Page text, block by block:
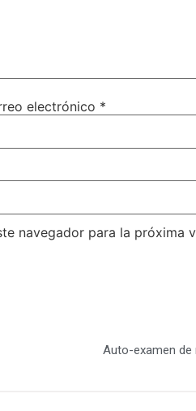
electrónico *
navegador para la próxima
Auto-examen de